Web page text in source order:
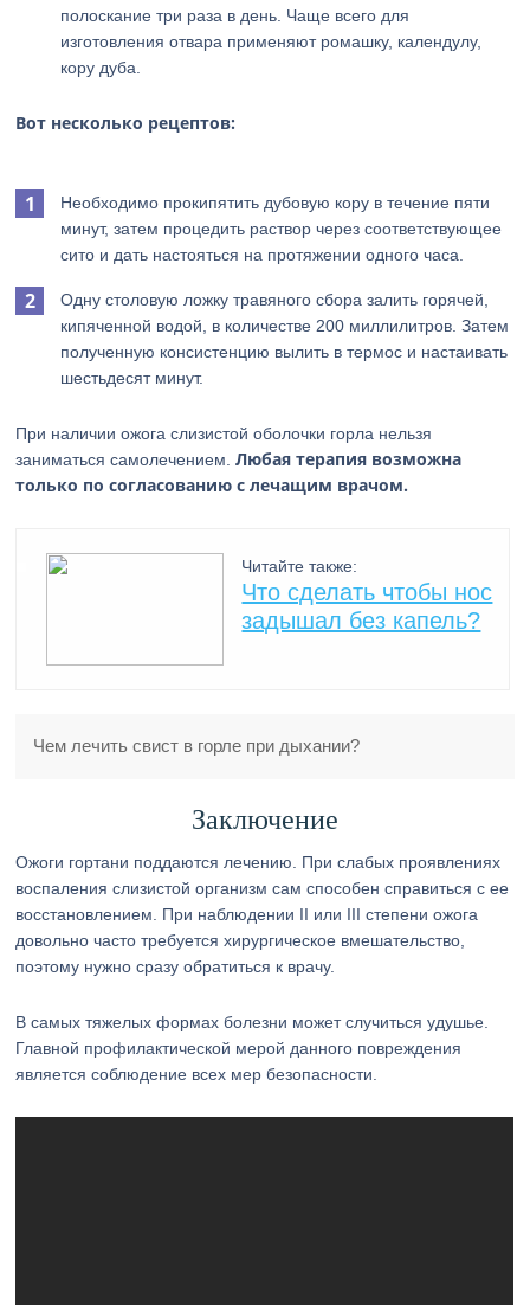
полоскание три раза в день. Чаще всего для
изготовления отвара применяют ромашку, календулу,
кору дуба.
Вот несколько рецептов:
Необходимо прокипятить дубовую кору в течение пяти
минут, затем процедить раствор через соответствующее
сито и дать настояться на протяжении одного часа.
Одну столовую ложку травяного сбора залить горячей,
кипяченной водой, в количестве 200 миллилитров. Затем
полученную консистенцию вылить в термос и настаивать
шестьдесят минут.
При наличии ожога слизистой оболочки горла нельзя
заниматься самолечением.Любая терапия возможна
только по согласованию с лечащим врачом.
Читайте также:
Что сделать чтобы нос
задышал без капель?
Чем лечить свист в горле при дыхании?
Заключение
Ожоги гортани поддаются лечению. При слабых проявлениях
воспаления слизистой организм сам способен справиться с ее
восстановлением. При наблюдении II или III степени ожога
довольно часто требуется хирургическое вмешательство,
поэтому нужно сразу обратиться к врачу.
В самых тяжелых формах болезни может случиться удушье.
Главной профилактической мерой данного повреждения
является соблюдение всех мер безопасности.